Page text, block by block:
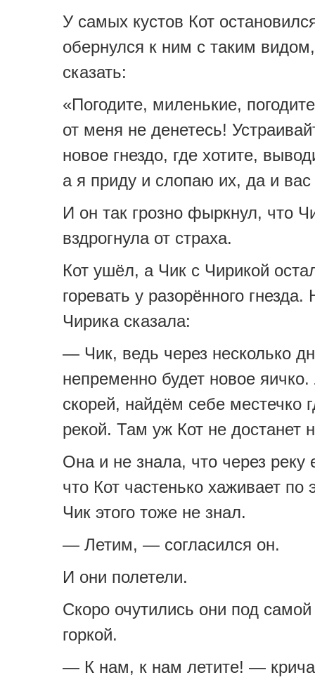
У самых кустов Кот
обернулся к ним с таким
сказать:
«Погодите, миленькие,
от меня не денетесь!
новое гнездо, где хотите,
а я приду и слопаю их, да и вас
И он так грозно фыркнул, что
вздрогнула от страха.
Кот ушёл, а Чик с Чирикой
горевать у разорённого гнезда.
Чирика сказала:
— Чик, ведь через несколько
непременно будет новое
скорей, найдём себе местечко
рекой. Там уж Кот не достанет
Она и не знала, что через реку
что Кот частенько хаживает по
Чик этого тоже не знал.
— Летим, — согласился он.
И они полетели.
Скоро очутились они под
горкой.
— К нам, к нам летите! —